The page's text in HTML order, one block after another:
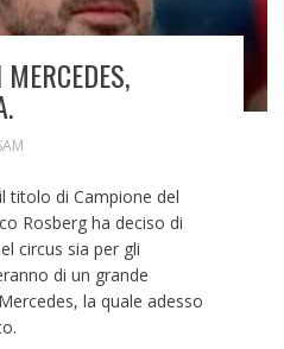
titolo di Campione del
Rosberg ha deciso di
circus sia per gli
di un grande
la quale adesso